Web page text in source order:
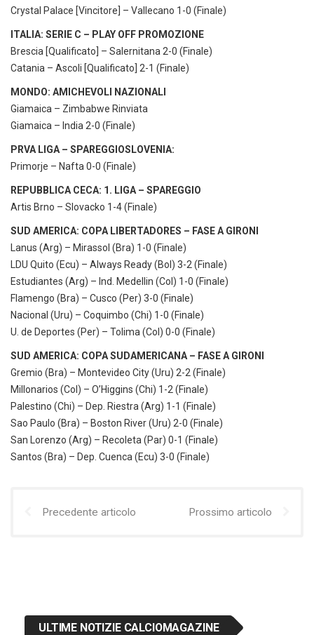
Crystal Palace [Vincitore] – Vallecano 1-0 (Finale)
ITALIA: SERIE C – PLAY OFF PROMOZIONE
Brescia [Qualificato] – Salernitana 2-0 (Finale)
Catania – Ascoli [Qualificato] 2-1 (Finale)
MONDO: AMICHEVOLI NAZIONALI
Giamaica – Zimbabwe Rinviata
Giamaica – India 2-0 (Finale)
PRVA LIGA – SPAREGGIOSLOVENIA:
Primorje – Nafta 0-0 (Finale)
REPUBBLICA CECA: 1. LIGA – SPAREGGIO
Artis Brno – Slovacko 1-4 (Finale)
SUD AMERICA: COPA LIBERTADORES – FASE A GIRONI
Lanus (Arg) – Mirassol (Bra) 1-0 (Finale)
LDU Quito (Ecu) – Always Ready (Bol) 3-2 (Finale)
Estudiantes (Arg) – Ind. Medellin (Col) 1-0 (Finale)
Flamengo (Bra) – Cusco (Per) 3-0 (Finale)
Nacional (Uru) – Coquimbo (Chi) 1-0 (Finale)
U. de Deportes (Per) – Tolima (Col) 0-0 (Finale)
SUD AMERICA: COPA SUDAMERICANA – FASE A GIRONI
Gremio (Bra) – Montevideo City (Uru) 2-2 (Finale)
Millonarios (Col) – O’Higgins (Chi) 1-2 (Finale)
Palestino (Chi) – Dep. Riestra (Arg) 1-1 (Finale)
Sao Paulo (Bra) – Boston River (Uru) 2-0 (Finale)
San Lorenzo (Arg) – Recoleta (Par) 0-1 (Finale)
Santos (Bra) – Dep. Cuenca (Ecu) 3-0 (Finale)
Precedente articolo Prossimo articolo
ULTIME NOTIZIE CALCIOMAGAZINE